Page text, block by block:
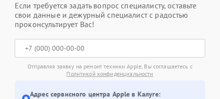
Если требуется задать вопрос специалисту, оставьте
свои данные и дежурный специалист с радостью
проконсультирует Вас!
Отправляя заявку на ремонт техники Apple, Вы соглашаетесь с
Политикой конфиденциальности
Адрес сервисного центра Apple в Калуге: